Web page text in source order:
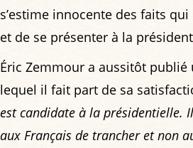
s’estime innocente des faits
et de se présenter à la
Éric Zemmour a aussitôt publié
lequel il fait part de sa
est candidate à la présidentielle.
aux Français de trancher et non